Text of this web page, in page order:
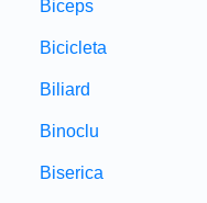
Biceps
Bicicleta
Biliard
Binoclu
Biserica